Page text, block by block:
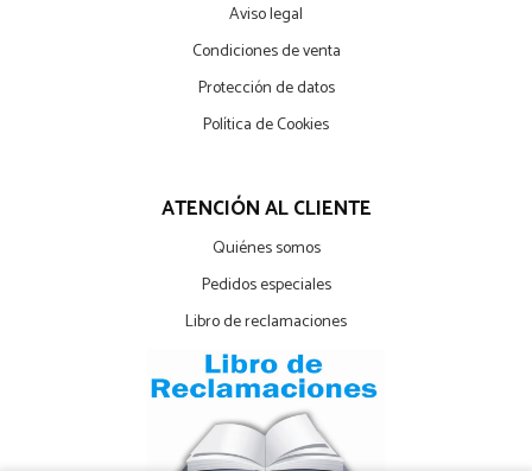
Aviso legal
Condiciones de venta
Protección de datos
Política de Cookies
ATENCIÓN AL CLIENTE
Quiénes somos
Pedidos especiales
Libro de reclamaciones